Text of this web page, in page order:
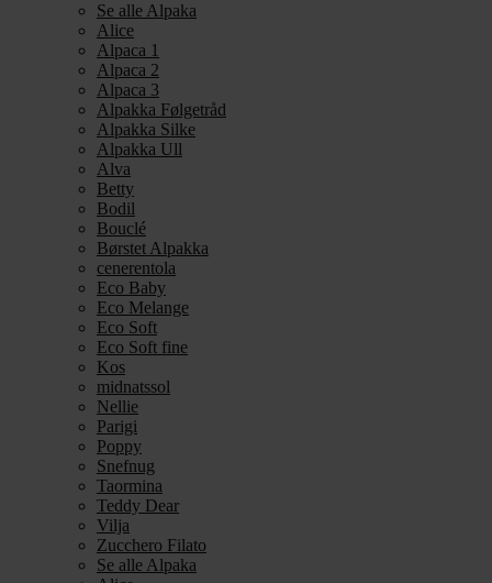
Se alle Alpaka
Alice
Alpaca 1
Alpaca 2
Alpaca 3
Alpakka Følgetråd
Alpakka Silke
Alpakka Ull
Alva
Betty
Bodil
Bouclé
Børstet Alpakka
cenerentola
Eco Baby
Eco Melange
Eco Soft
Eco Soft fine
Kos
midnatssol
Nellie
Parigi
Poppy
Snefnug
Taormina
Teddy Dear
Vilja
Zucchero Filato
Se alle Alpaka